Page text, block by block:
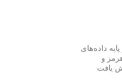
داده‌های
و
یافت